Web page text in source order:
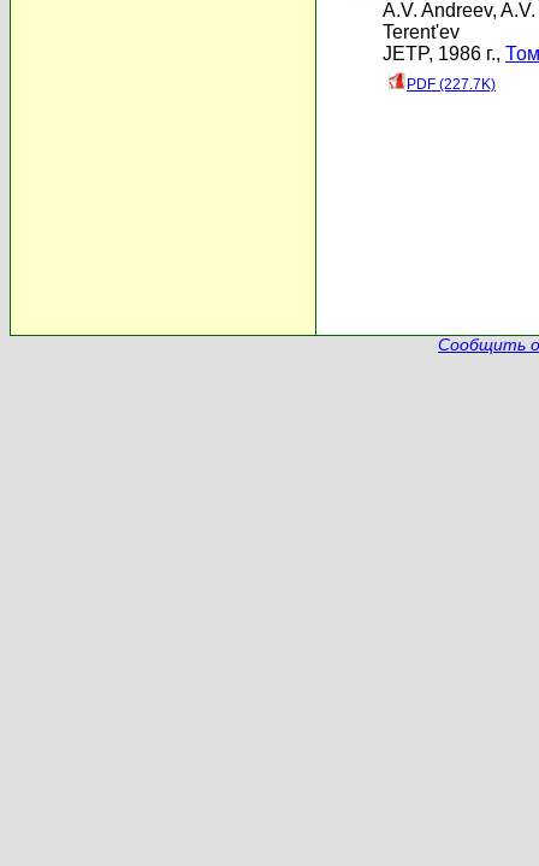
A.V. Andreev,
Terent'ev
JETP, 1986 г.,
PDF (227.7K)
Сообщить о